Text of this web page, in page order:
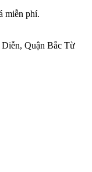
miễn phí.
Quận Bắc Từ